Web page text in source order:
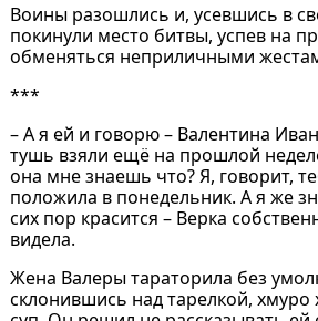
Воины разошлись и, усевшись в
покинули место битвы, успев на
обменяться неприличными
***
– А я ей и говорю – Валентина
тушь взяли ещё на прошлой
она мне знаешь что? Я, говорит,
положила в понедельник. А я же
сих пор красится – Верка
видела.
Жена Валеры тараторила без
склонившись над тарелкой, хмуро